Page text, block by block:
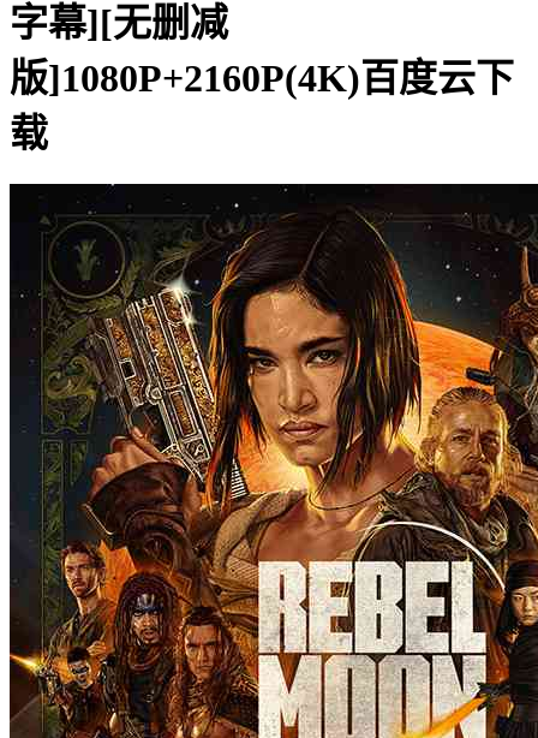
字幕][无删减
版]1080P+2160P(4K)百度云下
载